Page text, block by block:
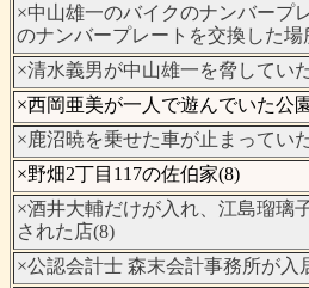
×中山雄一のバイクのナンバープ
のナンバープレートを交換した場
×清水義男が中山雄一を脅してい
×西岡亜美が一人で遊んでいた公
×鹿沼暁を乗せた車が止まってい
×野畑2丁目117の佐伯家(8)
×酒井大輔だけが入れ、江島瑠璃
された店(8)
×公認会計士 森末会計事務所が入